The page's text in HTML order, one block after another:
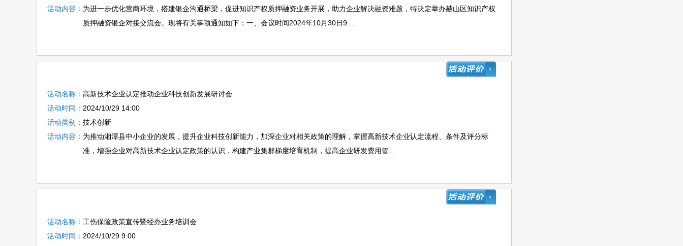
活动内容： 为进一步优化营商环境，搭建银企沟通桥梁，促进知识产权质押融资业务开展，助力企业解决融资难题，特决定举办赫山区知识产权
质押融资银企对接交流会。现将有关事项通知如下：一、会议时间2024年10月30日9:...
活动名称： 高新技术企业认定推动企业科技创新发展研讨会
活动时间： 2024/10/29 14:00
活动类别： 技术创新
活动内容： 为推动湘潭县中小企业的发展，提升企业科技创新能力，加深企业对相关政策的理解，掌握高新技术企业认定流程、条件及评分标
准，增强企业对高新技术企业认定政策的认识，构建产业集群梯度培育机制，提高企业研发费用管...
活动名称： 工伤保险政策宣传暨经办业务培训会
活动时间： 2024/10/29 9:00